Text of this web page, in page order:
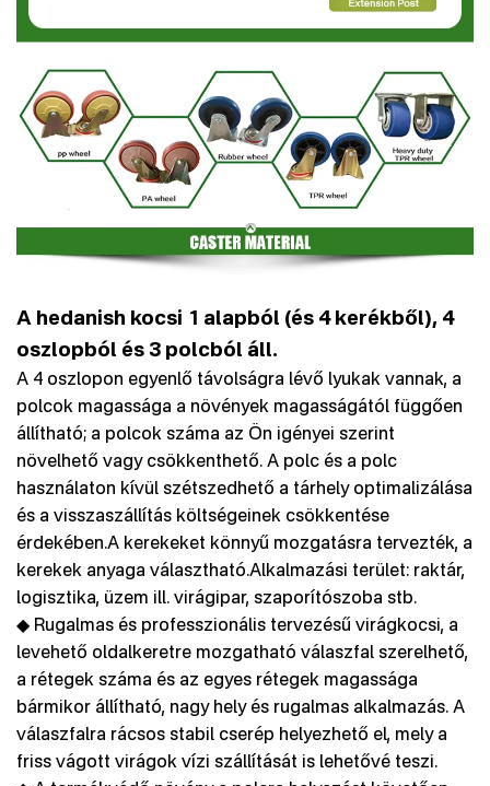
A hedanish kocsi 1 alapból (és 4 kerékből), 4
oszlopból és 3 polcból áll.
A 4 oszlopon egyenlő távolságra lévő lyukak vannak, a
polcok magassága a növények magasságától függően
állítható; a polcok száma az Ön igényei szerint
növelhető vagy csökkenthető. A polc és a polc
használaton kívül szétszedhető a tárhely optimalizálása
és a visszaszállítás költségeinek csökkentése
érdekében.A kerekeket könnyű mozgatásra tervezték, a
kerekek anyaga választható.Alkalmazási terület: raktár,
logisztika, üzem ill. virágipar, szaporítószoba stb.
◆ Rugalmas és professzionális tervezésű virágkocsi, a
levehető oldalkeretre mozgatható válaszfal szerelhető,
a rétegek száma és az egyes rétegek magassága
bármikor állítható, nagy hely és rugalmas alkalmazás. A
válaszfalra rácsos stabil cserép helyezhető el, mely a
friss vágott virágok vízi szállítását is lehetővé teszi.